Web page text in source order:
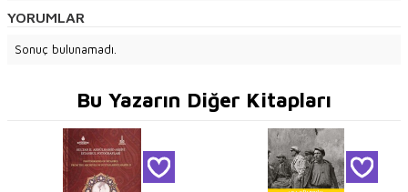
YORUMLAR
Sonuç bulunamadı.
Bu Yazarın Diğer Kitapları